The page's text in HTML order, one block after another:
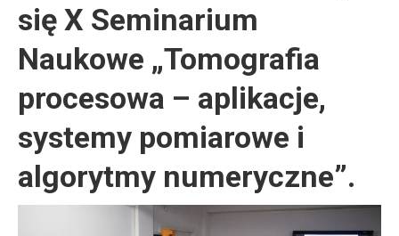
się X Seminarium
Naukowe „Tomografia
procesowa – aplikacje,
systemy pomiarowe i
algorytmy numeryczne”.